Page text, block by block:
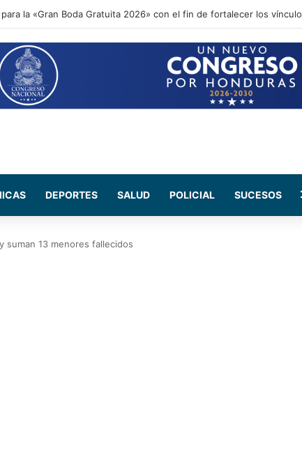
entrega de ayuda humanitaria de Copeco en Alianza
DEPORTES SALUD POLICIAL SUCESOS
13 menores fallecidos